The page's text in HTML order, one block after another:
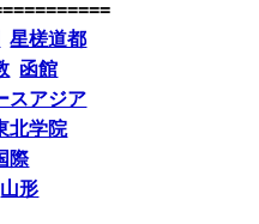
星槎道都
函館
スアジア
北学院
際
山形